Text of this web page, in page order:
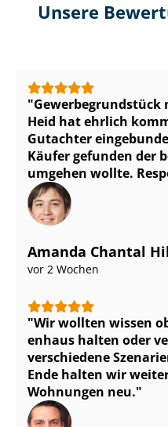
Unsere
Heid hat ehrlich
Gutachter
Käufer gefunden der
umgehen wollte.
Amanda Chantal
vor 2 Wochen
Wir wollten wissen
en­haus halten oder
verschiedene
Ende halten wir
Wohnungen neu.